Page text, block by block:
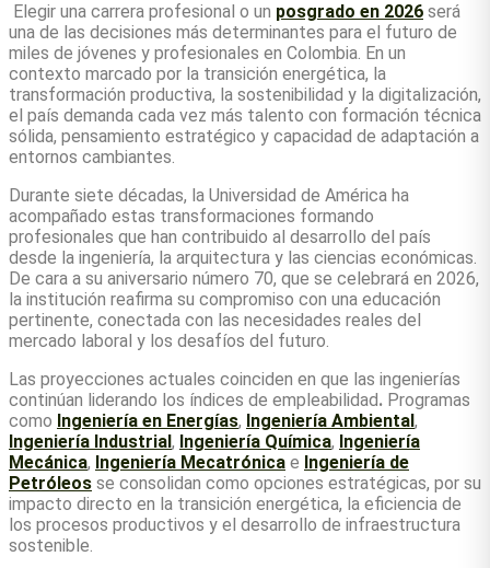
Elegir una carrera profesional o un posgrado en 2026 será
una de las decisiones más determinantes para el futuro de
miles de jóvenes y profesionales en Colombia. En un
contexto marcado por la transición energética, la
transformación productiva, la sostenibilidad y la digitalización,
el país demanda cada vez más talento con formación técnica
sólida, pensamiento estratégico y capacidad de adaptación a
entornos cambiantes.
Durante siete décadas, la Universidad de América ha
acompañado estas transformaciones formando
profesionales que han contribuido al desarrollo del país
desde la ingeniería, la arquitectura y las ciencias económicas.
De cara a su aniversario número 70, que se celebrará en 2026,
la institución reafirma su compromiso con una educación
pertinente, conectada con las necesidades reales del
mercado laboral y los desafíos del futuro.
Las proyecciones actuales coinciden en que las ingenierías
continúan liderando los índices de empleabilidad. Programas
como Ingeniería en Energías, Ingeniería Ambiental,
Ingeniería Industrial, Ingeniería Química, Ingeniería
Mecánica, Ingeniería Mecatrónica e Ingeniería de
Petróleos se consolidan como opciones estratégicas, por su
impacto directo en la transición energética, la eficiencia de
los procesos productivos y el desarrollo de infraestructura
sostenible.